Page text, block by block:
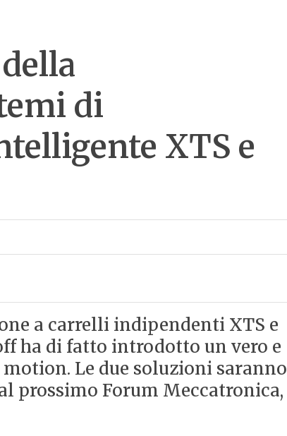
di
XTS e
a carrelli indipendenti XTS e
ha di fatto introdotto un vero e
Le due soluzioni saranno
prossimo Forum Meccatronica,